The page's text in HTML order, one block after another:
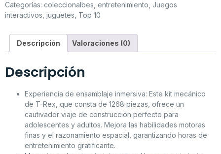
Categorías: coleccionalbes entretenimiento Juegos
interactivos juguetes Top 10
Descripción Valoraciones (0)
Descripción
Experiencia de ensamblaje inmersiva: Este kit mecánico
de T-Rex, que consta de 1268 piezas, ofrece un
cautivador viaje de construcción perfecto para
adolescentes y adultos. Mejora las habilidades motoras
finas y el razonamiento espacial, garantizando horas de
entretenimiento gratificante.